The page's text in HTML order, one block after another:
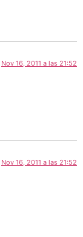
Nov 16, 2011 a las 21:52
Nov 16, 2011 a las 21:52